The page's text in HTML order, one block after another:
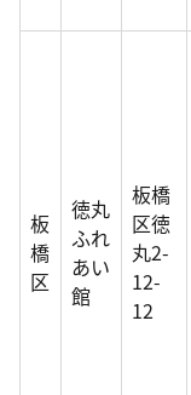
板
橋
区
徳丸
ふれ
あい
館
板橋
区徳
丸2-
12-
12